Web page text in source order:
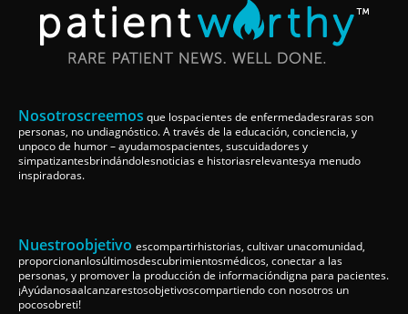
Nosotroscreemos que lospacientes de enfermedadesraras son
personas, no undiagnóstico. A través de la educación, conciencia, y
unpoco de humor – ayudamospacientes, suscuidadores y
simpatizantesbrindándolesnoticias e historiasrelevantesya menudo
inspiradoras.
Nuestroobjetivo escompartirhistorias, cultivar unacomunidad,
proporcionanlosúltimosdescubrimientosmédicos, conectar a las
personas, y promover la producción de informacióndigna para pacientes.
¡Ayúdanosaalcanzarestosobjetivoscompartiendo con nosotros un
pocosobreti!